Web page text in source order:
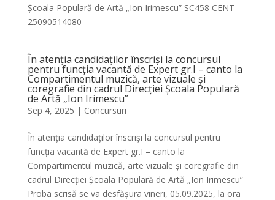
Școala Populară de Artă „Ion Irimescu” SC458 CENT
25090514080
În atenția candidaților înscriși la concursul
pentru funcția vacantă de Expert gr.I – canto la
Compartimentul muzică, arte vizuale și
coregrafie din cadrul Direcției Școala Populară
de Artă „Ion Irimescu”
Sep 4, 2025 | Concursuri
În atenția candidaților înscriși la concursul pentru
funcția vacantă de Expert gr.I – canto la
Compartimentul muzică, arte vizuale și coregrafie din
cadrul Direcției Școala Populară de Artă „Ion Irimescu”
Proba scrisă se va desfășura vineri, 05.09.2025, la ora